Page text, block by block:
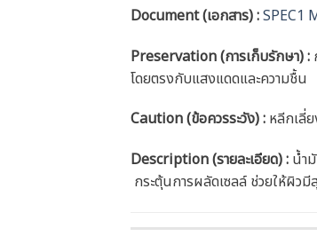
Document (เอกสาร) :SPEC1
Preservation (การเก็บรักษา) :
โดยตรงกับแสงแดดและความชื้น
Caution(ข้อควรระวัง) : หลีกเลี่
Description (รายละเอียด): น้ำ
กระตุ้นการผลัดเซลล์ ช่วยให้ผิว